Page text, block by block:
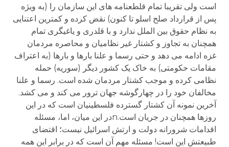
است ولی تقریبا تمام قلطعنامه های این سازمان را (به ویژه
پس از قرارداد صلح اسلو تا کنون) نقض کرده و کمترین اعتنایی
به نظام حقوق بین الملل ندارد و با قلدری و یاغیگری تمام
همچنان به تجاوز و کشتار غیر نظامیان و محاصره مردمان
غزه ادامه می دهد و حتی رسما و علنا بارها و بارها (به اعتراف
مقامات حکومتی) به خاک یک کشور دیگر (سوریه) حمله
نظامی کرده و موجب کشتار مردمان شده است. رسما و علنا
مخالفان خود را در چهارگوشه جهان ترور می کند و می کشد.
آخرین نمونه آن کشتار گسترده فلسطینیان است که در این
روزها همچنان در جریان است.nدر این میان، اما، مسئله
اقدامات شرورانه دولت و ارتش اسرائیل نیست؛ اقتضای
طبیعتش این است! مسئله مهم آن است که در برابر این همه